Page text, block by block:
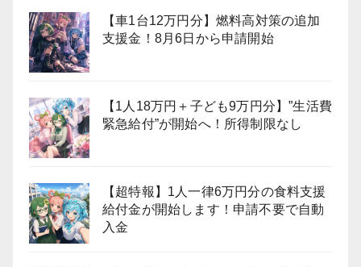
【車1台12万円分】燃料高対策の追加
支援金！8月6日から申請開始
【1人18万円＋子ども9万円分】”生活費
緊急給付”が開始へ！所得制限なし
【超特報】1人一律6万円分の食料支援
給付金が開始します！申請不要で自動
入金